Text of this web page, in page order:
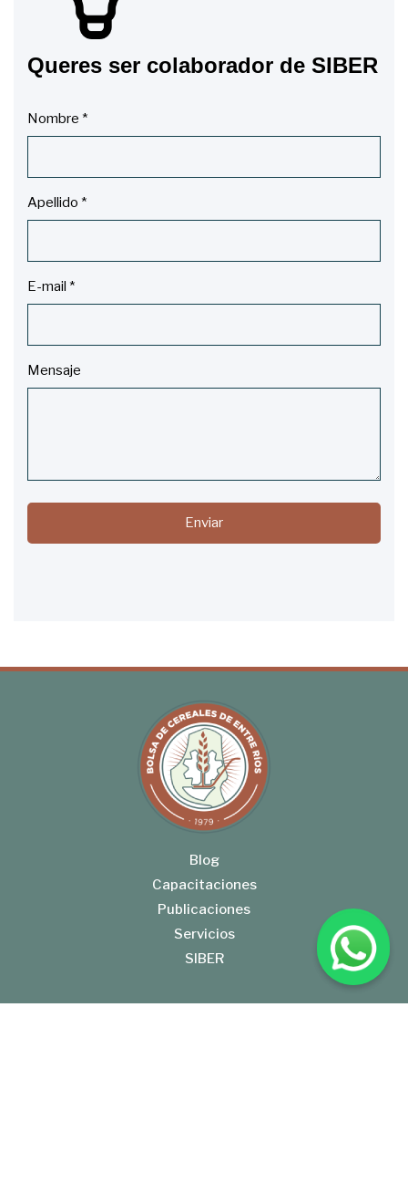
Queres ser colaborador de SIBER
Nombre *
Apellido *
E-mail *
Mensaje
Enviar
Blog
Capacitaciones
Publicaciones
Servicios
SIBER